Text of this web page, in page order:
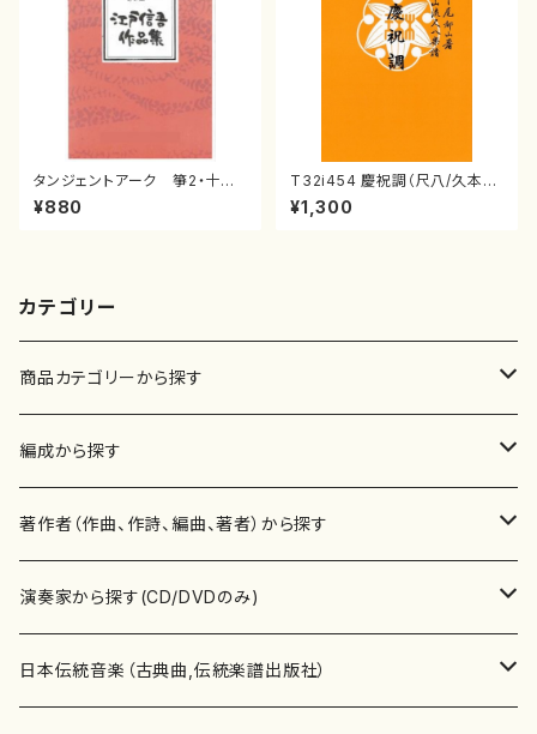
タンジェントアーク 箏2・十七
江戸 信吾
¥880
T32i454 慶祝調（尺八/久本玄
智/楽譜）都山流公刊楽譜曲番:2
161
¥1,300
カテゴリー
商品カテゴリーから探す
楽譜
書籍
書籍
テキストブック
CD・DVD
チケット
編成から探す
邦楽器
箏・琴（ソロ）
箏・琴（合奏）
合唱
混声合唱
歌・声
著作者（作曲、作詩、編曲、著者）から探す
あ行
青木省三(アオキ ショウゾウ)
か行
演奏家から探す(CD/DVDのみ)
邦楽（箏、三味線、尺八等）演奏家
日本伝統音楽（古典曲,伝統楽譜出版社）